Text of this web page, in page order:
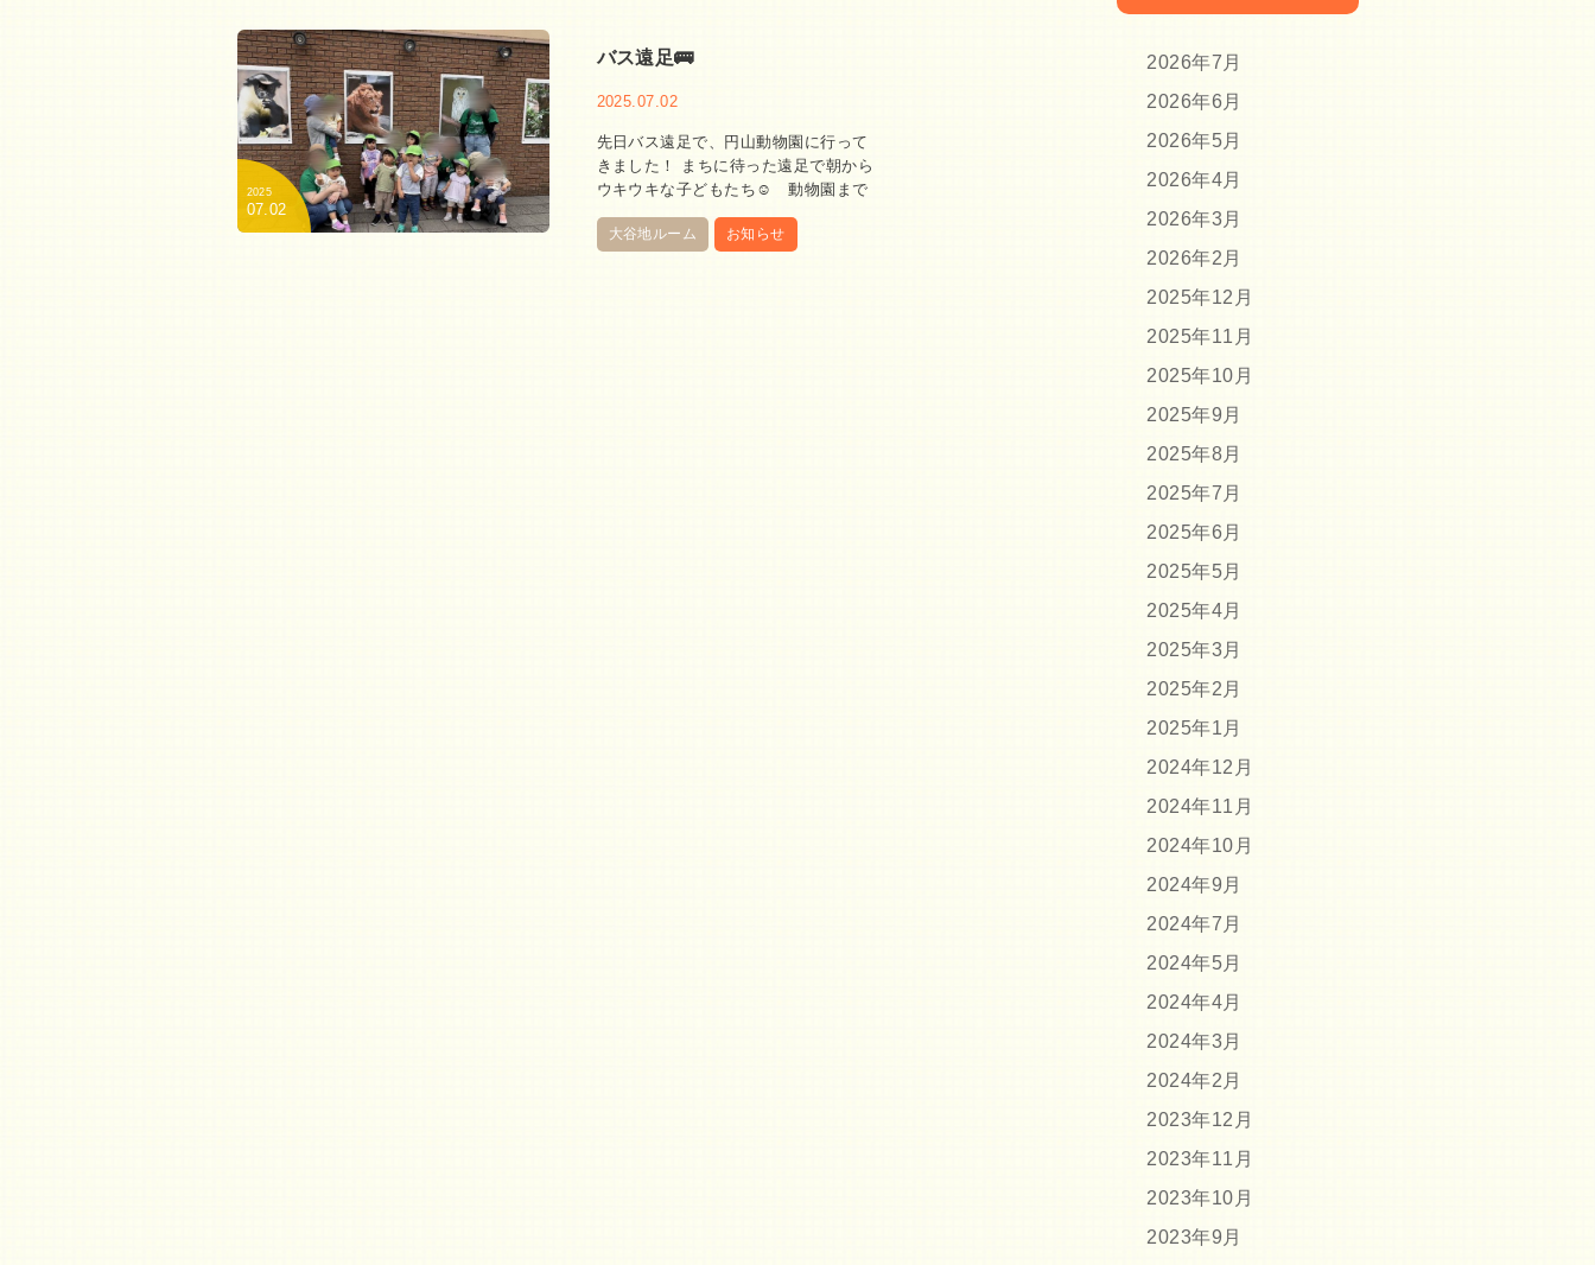
2025
07.02
バス遠足🚌
2025.07.02
先日バス遠足で、円山動物園に行って
きました！ まちに待った遠足で朝から
ウキウキな子どもたち☺️ 動物園まで
大谷地ルーム お知らせ
2026年7月
2026年6月
2026年5月
2026年4月
2026年3月
2026年2月
2025年12月
2025年11月
2025年10月
2025年9月
2025年8月
2025年7月
2025年6月
2025年5月
2025年4月
2025年3月
2025年2月
2025年1月
2024年12月
2024年11月
2024年10月
2024年9月
2024年7月
2024年5月
2024年4月
2024年3月
2024年2月
2023年12月
2023年11月
2023年10月
2023年9月